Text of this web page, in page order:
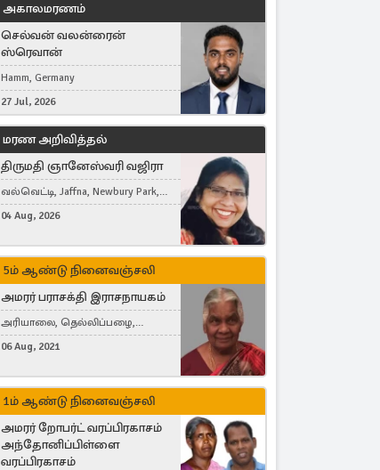
அகாலமரணம்
செல்வன் வலன்ரைன்
ஸ்ரெவான்
Hamm, Germany
27 Jul, 2026
மரண அறிவித்தல்
திருமதி ஞானேஸ்வரி வஜிரா
வல்வெட்டி, Jaffna, Newbury Park,
United Kingdom
04 Aug, 2026
5ம் ஆண்டு நினைவஞ்சலி
அமரர் பராசக்தி இராசநாயகம்
அரியாலை, தெல்லிப்பழை,
Montreal, Canada
06 Aug, 2021
1ம் ஆண்டு நினைவஞ்சலி
அமரர் றோபர்ட் வரப்பிரகாசம்
அந்தோனிப்பிள்ளை
வரப்பிரகாசம்